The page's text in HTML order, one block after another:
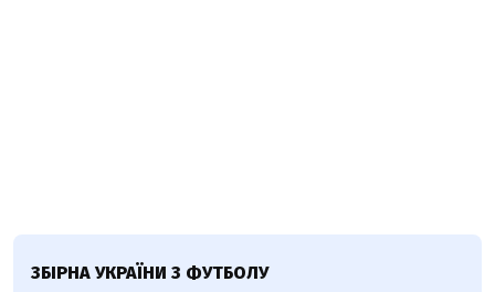
ЗБІРНА УКРАЇНИ З ФУТБОЛУ